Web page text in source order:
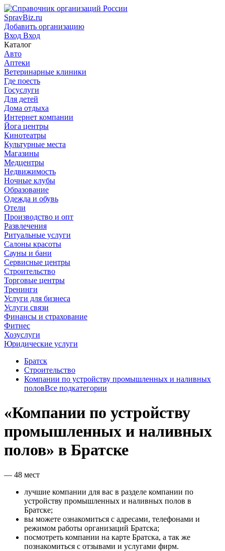
SpravBiz.ru
Добавить организацию
Вход Вход
Каталог
Авто
Аптеки
Ветеринарные клиники
Где поесть
Госуслуги
Для детей
Дома отдыха
Интернет компании
Йога центры
Кинотеатры
Культурные места
Магазины
Медцентры
Недвижимость
Ночные клубы
Образование
Одежда и обувь
Отели
Производство и опт
Развлечения
Ритуальные услуги
Салоны красоты
Сауны и бани
Сервисные центры
Строительство
Торговые центры
Тренинги
Услуги для бизнеса
Услуги связи
Финансы и страхование
Фитнес
Хозуслуги
Юридические услуги
Братск
Строительство
Компании по устройству промышленных и наливных
половВсе подкатегории
«Компании по устройству
промышленных и наливных
полов» в Братске
— 48 мест
лучшие компании для вас в разделе компании по
устройству промышленных и наливных полов в
Братске;
вы можете ознакомиться с адресами, телефонами и
режимом работы организаций Братска;
посмотреть компании на карте Братска, а так же
познакомиться с отзывами и услугами фирм.